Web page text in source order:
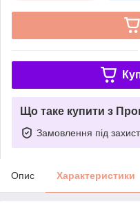
Що таке купити з
Замовлення під
Опис Характеристики